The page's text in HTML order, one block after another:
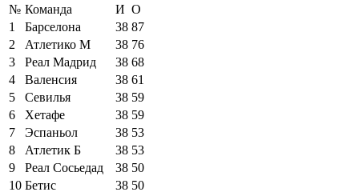
№ Команда И О
1
Барселона 38 87
2
Атлетико М 38 76
3
Реал Мадрид 38 68
4
Валенсия 38 61
5
Севилья 38 59
6
Хетафе 38 59
7
Эспаньол 38 53
8
Атлетик Б 38 53
9
Реал Сосьедад 38 50
10 Бетис 38 50